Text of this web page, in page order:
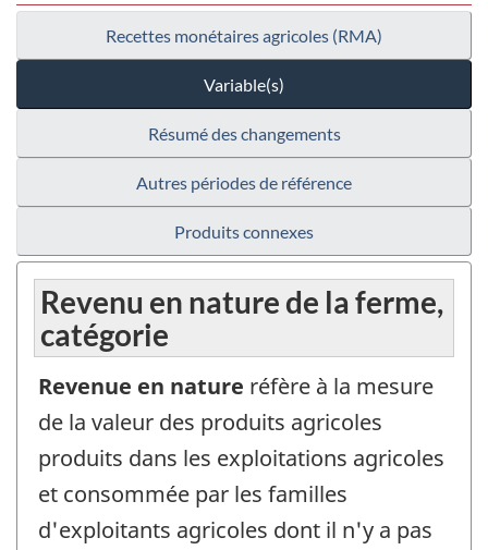
Recettes monétaires agricoles (RMA)
Variable(s)
Résumé des changements
Autres périodes de référence
Produits connexes
Revenu en nature de la ferme,
catégorie
Revenue en nature réfère à la mesure
de la valeur des produits agricoles
produits dans les exploitations agricoles
et consommée par les familles
d'exploitants agricoles dont il n'y a pas